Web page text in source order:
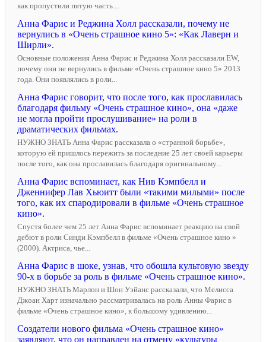
как пропустили пятую часть....
Анна Фарис и Реджина Холл рассказали, почему не
вернулись в «Очень страшное кино 5»: «Как Лаверн и
Ширли».
Основные положения Анна Фарис и Реджина Холл рассказали EW,
почему они не вернулись в фильме «Очень страшное кино 5» 2013
года. Они появлялись в роли...
Анна Фарис говорит, что после того, как прославилась
благодаря фильму «Очень страшное кино», она «даже
не могла пройти прослушивание» на роли в
драматических фильмах.
НУЖНО ЗНАТЬ Анна Фарис рассказала о «странной борьбе»,
которую ей пришлось пережить за последние 25 лет своей карьеры
после того, как она прославилась благодаря оригинальному...
Анна Фарис вспоминает, как Нив Кэмпбелл и
Дженнифер Лав Хьюитт были «такими милыми» после
того, как их спародировали в фильме «Очень страшное
кино».
Спустя более чем 25 лет Анна Фарис вспоминает реакцию на свой
дебют в роли Синди Кэмпбелл в фильме «Очень страшное кино »
(2000). Актриса, чье...
Анна Фарис в шоке, узнав, что обошла культовую звезду
90-х в борьбе за роль в фильме «Очень страшное кино».
НУЖНО ЗНАТЬ Марлон и Шон Уэйанс рассказали, что Мелисса
Джоан Харт изначально рассматривалась на роль Анны Фарис в
фильме «Очень страшное кино», к большому удивлению...
Создатели нового фильма «Очень страшное кино»
заявляют, что он направлен на отмену «культуры